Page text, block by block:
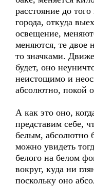
расстояние до
города, откуда
освещение,
меняются, те двое
то значками.
будет, оно
неистощимо и
абсолютно, покой
А как это оно,
представим себе,
белым, абсолютно
можно увидеть
белого на белом
вокруг, куда ни
поскольку оно